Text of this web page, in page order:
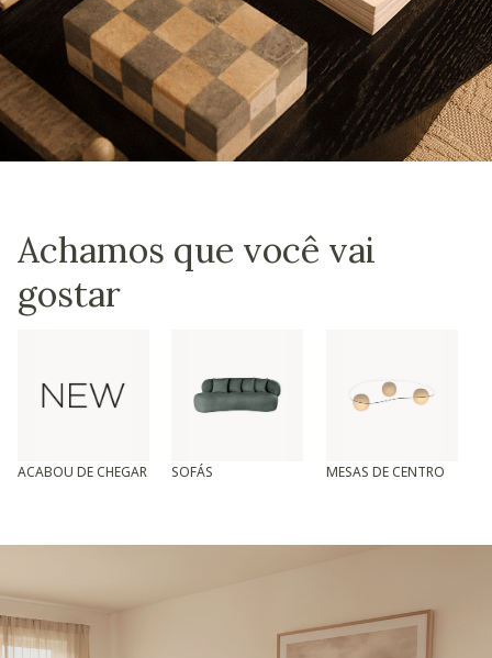
Achamos que você vai
gostar
ACABOU DE CHEGAR SOFÁS MESAS DE CENTRO